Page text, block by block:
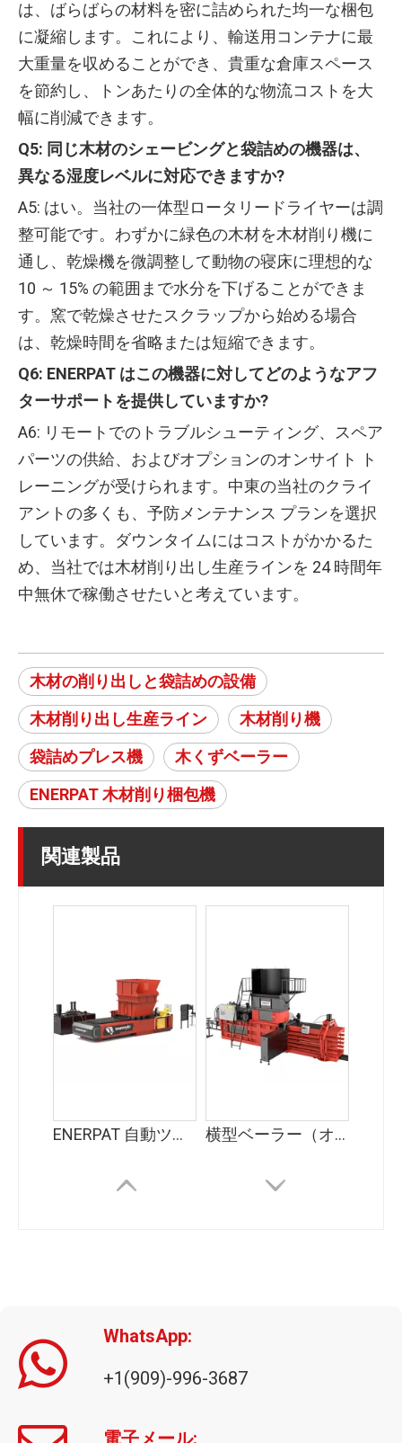
は、ばらばらの材料を密に詰められた均一な梱包
に凝縮します。これにより、輸送用コンテナに最
大重量を収めることができ、貴重な倉庫スペース
を節約し、トンあたりの全体的な物流コストを大
幅に削減できます。
Q5: 同じ木材のシェービングと袋詰めの機器は、
異なる湿度レベルに対応できますか?
A5: はい。当社の一体型ロータリードライヤーは調
整可能です。わずかに緑色の木材を木材削り機に
通し、乾燥機を微調整して動物の寝床に理想的な
10 ～ 15% の範囲まで水分を下げることができま
す。窯で乾燥させたスクラップから始める場合
は、乾燥時間を省略または短縮できます。
Q6: ENERPAT はこの機器に対してどのようなアフ
ターサポートを提供していますか?
A6: リモートでのトラブルシューティング、スペア
パーツの供給、およびオプションのオンサイト ト
レーニングが受けられます。中東の当社のクライ
アントの多くも、予防メンテナンス プランを選択
しています。ダウンタイムにはコストがかかるた
め、当社では木材削り出し生産ラインを 24 時間年
中無休で稼働させたいと考えています。
木材の削り出しと袋詰めの設備
木材削り出し生産ライン
木材削り機
袋詰めプレス機
木くずベーラー
ENERPAT 木材削り梱包機
関連製品
ENERPAT 自動ツインラムベーラー 横型ベーラー（オートタイ）
WhatsApp:
+1(909)-996-3687
電子メール: